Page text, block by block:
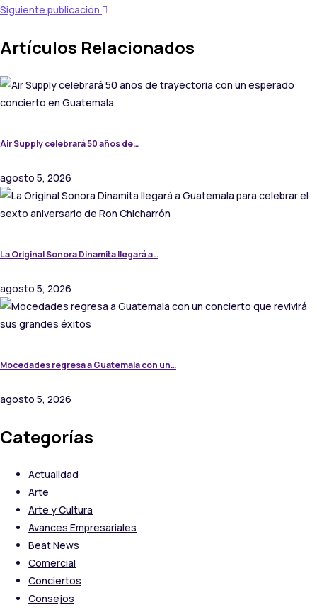
Siguiente publicación
Artículos Relacionados
Air Supply celebrará 50 años de…
agosto 5, 2026
La Original Sonora Dinamita llegará a…
agosto 5, 2026
Mocedades regresa a Guatemala con un…
agosto 5, 2026
Categorías
Actualidad
Arte
Arte y Cultura
Avances Empresariales
Beat News
Comercial
Conciertos
Consejos